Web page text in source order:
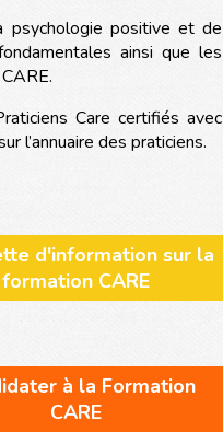
psychologie positive et de
ainsi que les
Care certifiés avec
l’annuaire des praticiens.
d'information sur la
formation CARE
à la Formation
CARE